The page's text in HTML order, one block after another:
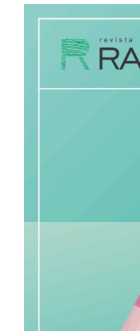
Barra
lateral
de